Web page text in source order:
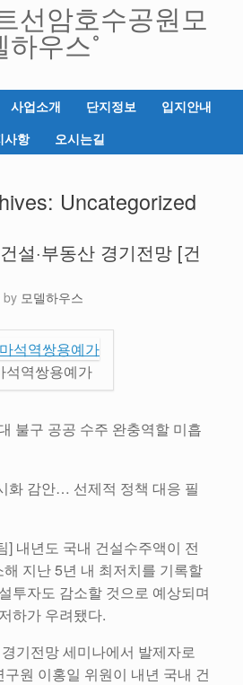
선암호수공원모
하우스˚
사업소개 단지정보
입지안내
사항
오시는길
Uncategorized
설·부동산 경기전망 [건
by 모델하우스
석역쌍용예가
불구 공공 수주 완충역할 미흡
화 감안… 선제적 정책 대응 필
] 내년도 국내 건설수주액이 전
지난 5년 내 최저치를 기록할
투자도 감소할 것으로 예상되며
하가 우려됐다.
기전망 세미나에서 발제자로
원 이홍일 위원이 내년 국내 건